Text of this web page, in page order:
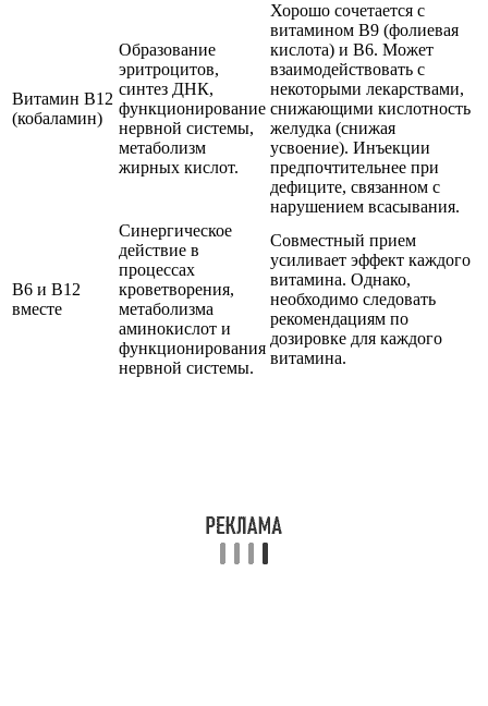
Витамин B12
(кобаламин)
Образование
эритроцитов,
синтез ДНК,
функционирование
нервной системы,
метаболизм
жирных кислот.
Хорошо сочетается с
витамином B9 (фолиевая
кислота) и B6. Может
взаимодействовать с
некоторыми лекарствами,
снижающими кислотность
желудка (снижая
усвоение). Инъекции
предпочтительнее при
дефиците, связанном с
нарушением всасывания.
B6 и B12
вместе
Синергическое
действие в
процессах
кроветворения,
метаболизма
аминокислот и
функционирования
нервной системы.
Совместный прием
усиливает эффект каждого
витамина. Однако,
необходимо следовать
рекомендациям по
дозировке для каждого
витамина.